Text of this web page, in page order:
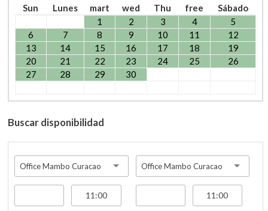
Sun
Lunes mart wed Thu free
Sábado
1
2 3 4
5
6
7 8 9 10 11
12
13
14 15 16 17 18
19
20
21 22 23 24 25
26
27
28 29 30
Buscar disponibilidad
Office Mambo Curacao Office Mambo Curacao